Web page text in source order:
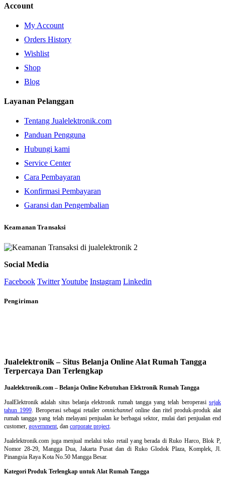
Account
My Account
Orders History
Wishlist
Shop
Blog
Layanan Pelanggan
Tentang Jualelektronik.com
Panduan Pengguna
Hubungi kami
Service Center
Cara Pembayaran
Konfirmasi Pembayaran
Garansi dan Pengembalian
Keamanan Transaksi
Social Media
Facebook TwitterYoutube Instagram Linkedin
Pengiriman
Jualelektronik – Situs Belanja Online Alat Rumah Tangga
Terpercaya Dan Terlengkap
Jualelektronik.com – Belanja Online Kebutuhan Elektronik Rumah Tangga
JualElektronik adalah situs belanja elektronik rumah tanggayang telah beroperasisejak
tahun 1999. Beroperasi sebagai retaileromnichannel online dan ritel produk-produk alat
rumah tangga yang telah melayani penjualan ke berbagai sektor, mulai dari penjualan end
customer, government, dan corporate project.
Jualelektronik.com juga menjual melalui toko retail yang berada di Ruko Harco, Blok P,
Nomor 28-29, Mangga Dua, Jakarta Pusat dan di Ruko Glodok Plaza, Komplek, Jl.
Pinangsia Raya Kota No.50 Mangga Besar.
Kategori Produk Terlengkap untuk Alat Rumah Tangga